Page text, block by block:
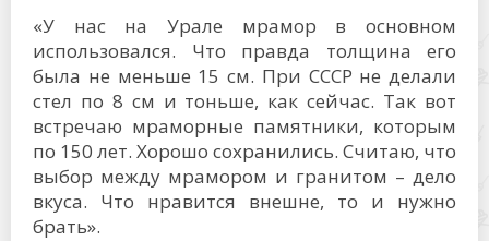
«У нас на Урале мрамор в основном
использовался. Что правда толщина его
была не меньше 15 см. При СССР не делали
стел по 8 см и тоньше, как сейчас. Так вот
встречаю мраморные памятники, которым
по 150 лет. Хорошо сохранились. Считаю, что
выбор между мрамором и гранитом – дело
вкуса. Что нравится внешне, то и нужно
брать».